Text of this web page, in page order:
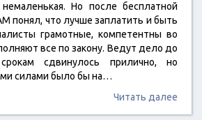
Но после бесплатной
понял, что лучше заплатить и быть
грамотные, компетентны во
все по закону. Ведут дело до
сдвинулось прилично, но
силами было бы на…
Читать далее